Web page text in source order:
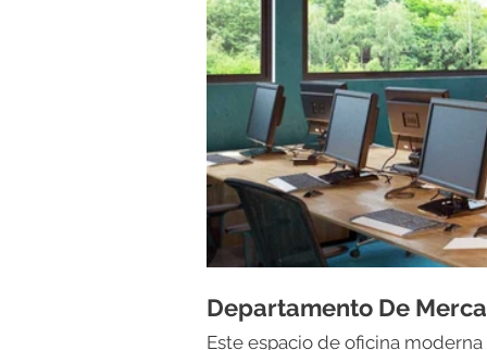
Departamento De
Este espacio de oficina